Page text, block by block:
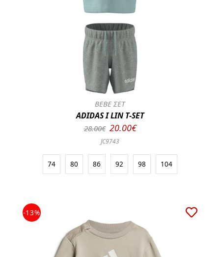
BEBE ΣΕΤ
ADIDAS I LIN T-SET
28.00€ 20.00€
JC9743
74 80 86 92 98 104
-13%